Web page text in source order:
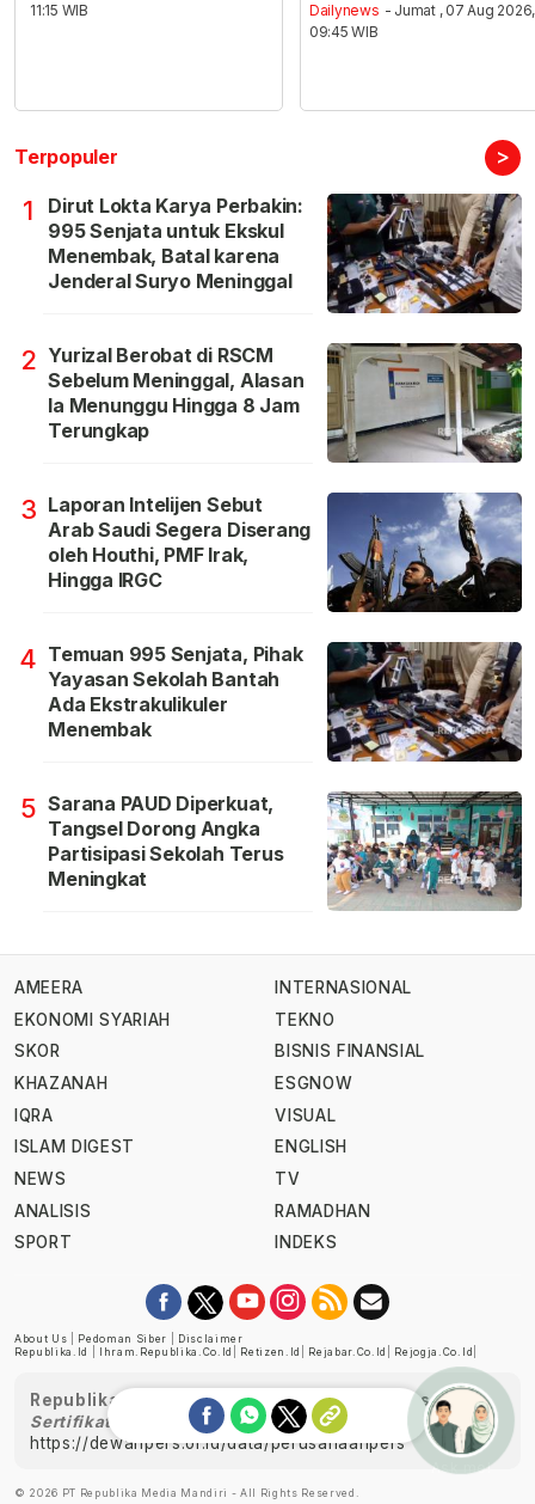
11:15 WIB
Dailynews - Jumat , 07 Aug 2026,
09:45 WIB
Terpopuler >
1
Dirut Lokta Karya Perbakin:
995 Senjata untuk Ekskul
Menembak, Batal karena
Jenderal Suryo Meninggal
2 Yurizal Berobat di RSCM
Sebelum Meninggal, Alasan
Ia Menunggu Hingga 8 Jam
Terungkap
3 Laporan Intelijen Sebut
Arab Saudi Segera Diserang
oleh Houthi, PMF Irak,
Hingga IRGC
4 Temuan 995 Senjata, Pihak
Yayasan Sekolah Bantah
Ada Ekstrakulikuler
Menembak
5 Sarana PAUD Diperkuat,
Tangsel Dorong Angka
Partisipasi Sekolah Terus
Meningkat
AMEERA
EKONOMI SYARIAH
SKOR
KHAZANAH
IQRA
ISLAM DIGEST
NEWS
ANALISIS
SPORT
INTERNASIONAL
TEKNO
BISNIS FINANSIAL
ESGNOW
VISUAL
ENGLISH
TV
RAMADHAN
INDEKS
About Us Pedoman Siber
Disclaimer
Republika.id
Ihram.republika.co.id Retizen.id Rejabar.co.id Rejogja.co.id
Republika telah diverifikasi oleh Dewan Pers
Sertifikat Nomor 1058/DP-Verifikasi/K/XII/2022
https://dewanpers.or.id/data/perusahaanpers
© 2026 PT Republika Media Mandiri - All Rights Reserved.
Ask me!